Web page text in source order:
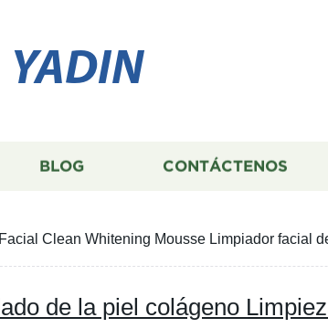
YADIN
BLOG CONTÁCTENOS
Clean Whitening Mousse Limpiador facial
de la piel colágeno